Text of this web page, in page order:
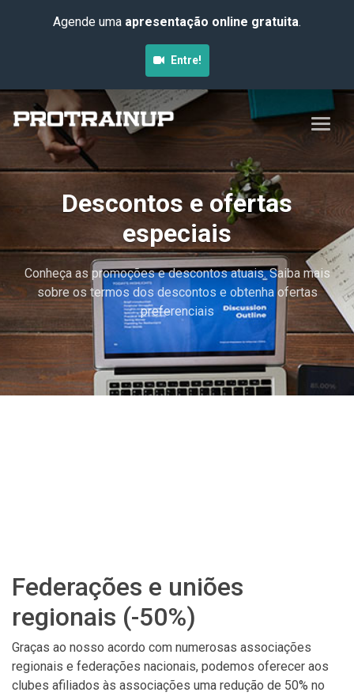
Agende uma apresentação online gratuita.
Entre!
Descontos e ofertas
especiais
Conheça as promoções e descontos atuais. Saiba mais
sobre os termos dos descontos e obtenha ofertas
preferenciais
Federações e uniões
regionais (-50%)
Graças ao nosso acordo com numerosas associações
regionais e federações nacionais, podemos oferecer aos
clubes afiliados às associações uma redução de 50% no